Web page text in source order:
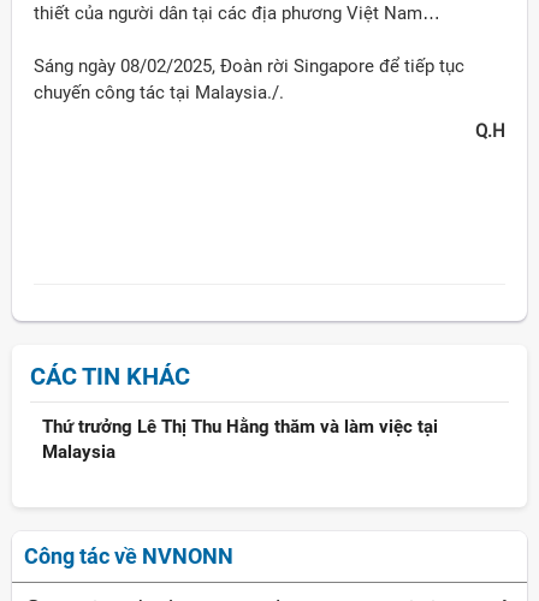
thiết của người dân tại các địa phương Việt Nam…
Sáng ngày 08/02/2025, Đoàn rời Singapore để tiếp tục
chuyến công tác tại Malaysia./.
Q.H
CÁC TIN KHÁC
Thứ trưởng Lê Thị Thu Hằng thăm và làm việc tại
Malaysia
Công tác về NVNONN